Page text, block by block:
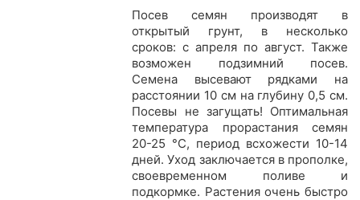
Посев семян производят в
открытый грунт, в несколько
сроков: с апреля по август. Также
возможен подзимний посев.
Семена высевают рядками на
расстоянии 10 см на глубину 0,5 см.
Посевы не загущать! Оптимальная
температура прорастания семян
20-25 °C, период всхожести 10-14
дней. Уход заключается в прополке,
своевременном поливе и
подкормке. Растения очень быстро